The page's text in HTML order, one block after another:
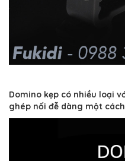
Domino kẹp có nhiều loại
ghép nối đễ dàng một